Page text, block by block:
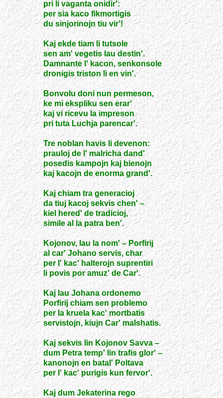
pri li vaganta onidir':
per sia kaco fikmortigis
du sinjorinojn tiu vir'!
Kaj ekde tiam li tutsole
sen am' vegetis lau destin'.
Damnante l' kacon, senkonsole
dronigis triston li en vin'.
Bonvolu doni nun permeson,
ke mi ekspliku sen erar'
kaj vi ricevu la impreson
pri tuta Luchja parencar'.
Tre noblan havis li devenon:
prauloj de l' malricha dand'
posedis kampojn kaj bienojn
kaj kacojn de enorma grand'.
Kaj chiam tra generacioj
da tiuj kacoj sekvis chen' –
kiel hered' de tradicioj,
simile al la patra ben'.
Kojonov, lau la nom' – Porfirij
al car' Johano servis, char
per l' kac' halterojn suprentiri
li povis por amuz' de Car'.
Kaj lau Johana ordonemo
Porfirij chiam sen problemo
per la kruela kac' mortbatis
servistojn, kiujn Car' malshatis.
Kaj sekvis lin Kojonov Savva –
dum Petra temp' lin trafis glor' –
kanonojn en batal' Poltava
per l' kac' purigis kun fervor'.
Kaj dum Jekaterina rego